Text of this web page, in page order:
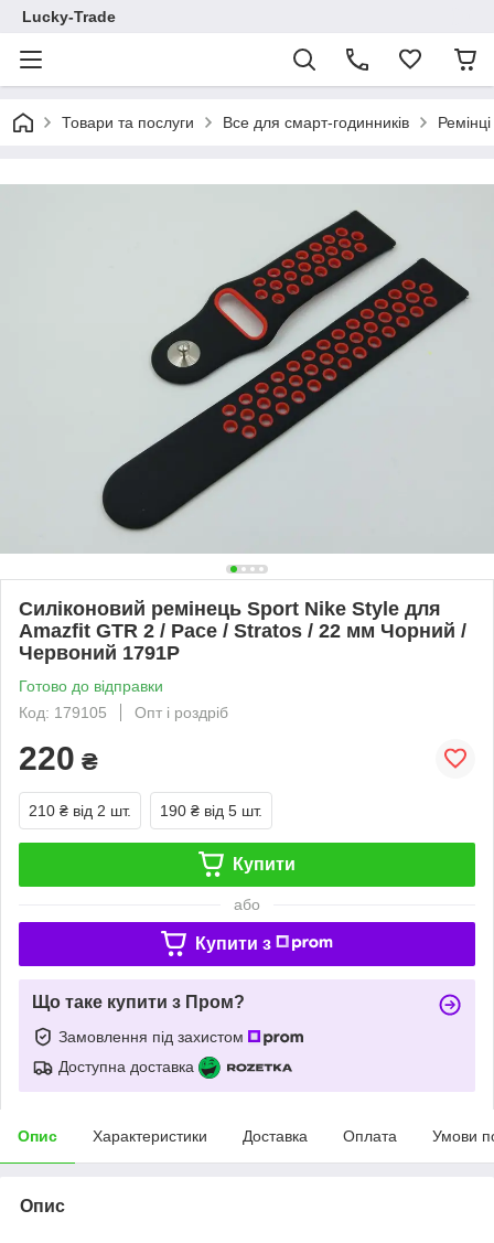
Lucky-Trade
Товари та послуги Все для смарт-годинників
Силіконовий ремінець Sport Nike Style для
Amazfit GTR 2 / Pace / Stratos / 22 мм Чорний /
Червоний 1791P
Готово до відправки
Код: 179105
Опт і роздріб
220 ₴
210 ₴ від 2 шт. 190 ₴ від 5 шт.
Купити
або
Купити з
Що таке купити з Пром?
Замовлення під захистом
Доступна доставка
Опис Характеристики Доставка Оплата Умови
Опис